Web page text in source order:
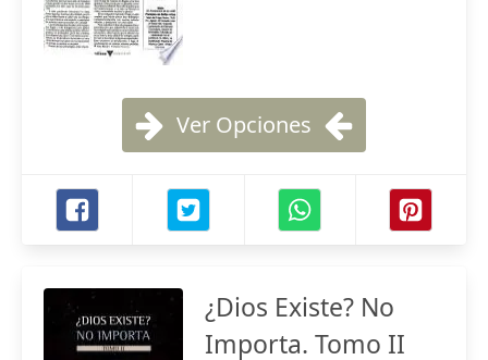
Ver Opciones
¿Dios Existe? No
Importa. Tomo II